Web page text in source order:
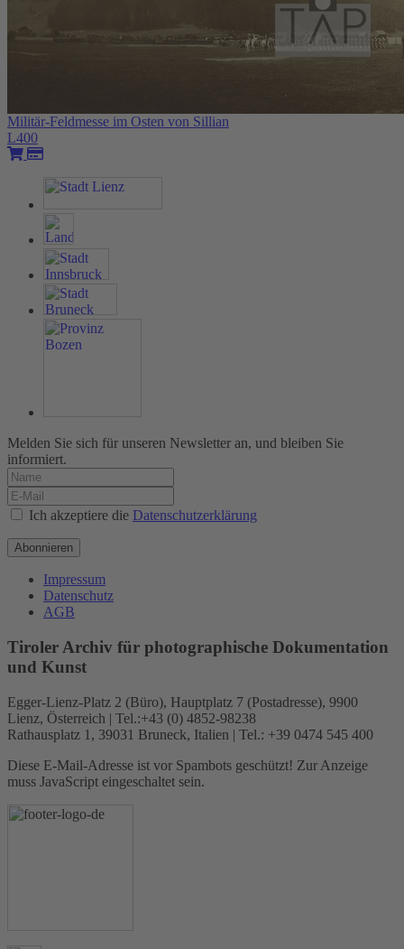
Militär-Feldmesse im Osten von Sillian
L400
Melden Sie sich für unseren Newsletter an, und bleiben Sie
informiert.
Ich akzeptiere die Datenschutzerklärung
Abonnieren
Impressum
Datenschutz
AGB
Tiroler Archiv für photographische Dokumentation
und Kunst
Egger-Lienz-Platz 2 (Büro), Hauptplatz 7 (Postadresse), 9900
Lienz, Österreich | Tel.:+43 (0) 4852-98238
Rathausplatz 1, 39031 Bruneck, Italien | Tel.: +39 0474 545 400
Diese E-Mail-Adresse ist vor Spambots geschützt! Zur Anzeige
muss JavaScript eingeschaltet sein.